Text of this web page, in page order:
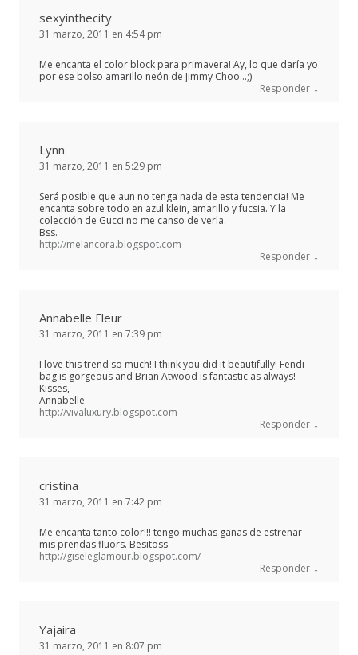
sexyinthecity
31 marzo, 2011 en 4:54 pm
Me encanta el color block para primavera! Ay, lo que daría yo
por ese bolso amarillo neón de Jimmy Choo…;)
Responder ↓
Lynn
31 marzo, 2011 en 5:29 pm
Será posible que aun no tenga nada de esta tendencia! Me
encanta sobre todo en azul klein, amarillo y fucsia. Y la
colección de Gucci no me canso de verla.
Bss.
http://melancora.blogspot.com
Responder ↓
Annabelle Fleur
31 marzo, 2011 en 7:39 pm
I love this trend so much! I think you did it beautifully! Fendi
bag is gorgeous and Brian Atwood is fantastic as always!
Kisses,
Annabelle
http://vivaluxury.blogspot.com
Responder ↓
cristina
31 marzo, 2011 en 7:42 pm
Me encanta tanto color!!! tengo muchas ganas de estrenar
mis prendas fluors. Besitoss
http://giseleglamour.blogspot.com/
Responder ↓
Yajaira
31 marzo, 2011 en 8:07 pm